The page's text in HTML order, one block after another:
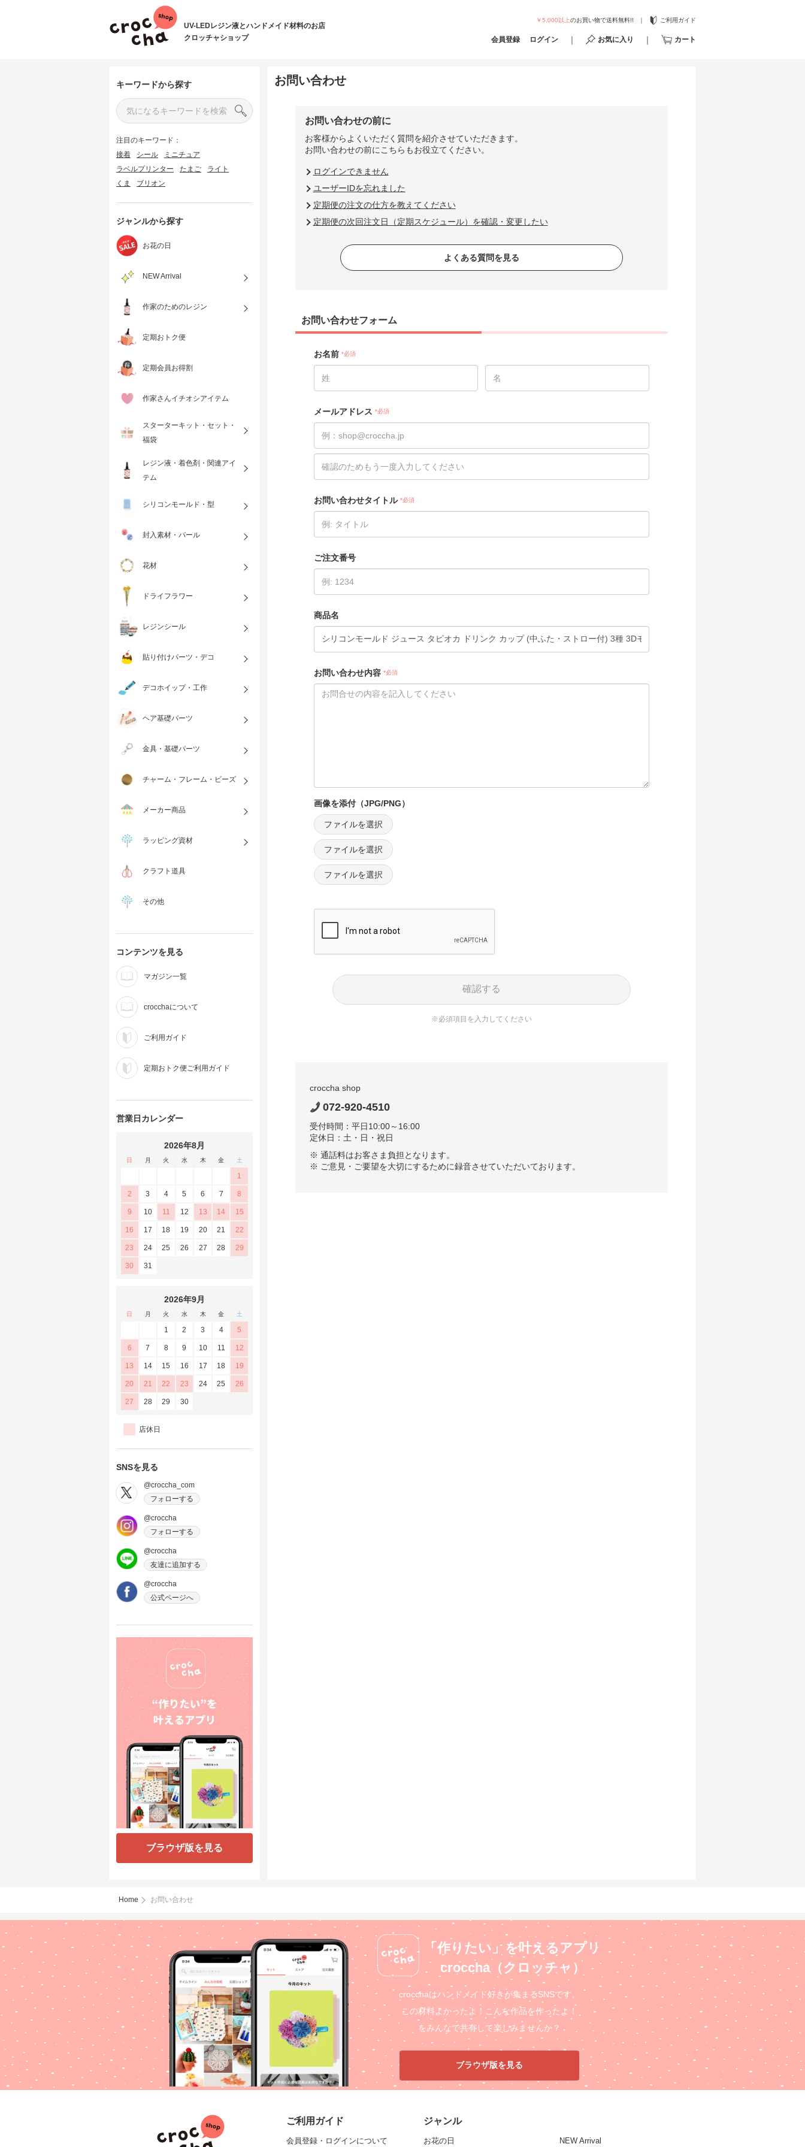
UV-LEDレジン液とハンドメイド材料のお店
クロッチャショップ
￥5,000以上のお買い物で送料無料!! ご利用ガイド
会員登録 ログイン お気に入り カート
キーワードから探す
注目のキーワード：
接着
シール
ミニチュア
ラベルプリンター
たまご
ライト
くま
ブリオン
ジャンルから探す
お花の日
NEW Arrival
作家のためのレジン
定期おトク便
定期会員お得割
作家さんイチオシアイテム
スターターキット・セット・
福袋
レジン液・着色剤・関連アイ
テム
シリコンモールド・型
封入素材・パール
花材
ドライフラワー
レジンシール
貼り付けパーツ・デコ
デコホイップ・工作
ヘア基礎パーツ
金具・基礎パーツ
チャーム・フレーム・ビーズ
メーカー商品
ラッピング資材
クラフト道具
その他
コンテンツを見る
マガジン一覧
crocchaについて
ご利用ガイド
定期おトク便ご利用ガイド
営業日カレンダー
2026年8月
日 月 火 水 木 金 土
1
2 3 4 5 6 7 8
9 10 11 12 13 14 15
16 17 18 19 20 21 22
23 24 25 26 27 28 29
30 31
2026年9月
日 月 火 水 木 金 土
1 2 3 4 5
6 7 8 9 10 11 12
13 14 15 16 17 18 19
20 21 22 23 24 25 26
27 28 29 30
店休日
SNSを見る
@croccha_com
フォローする
@croccha
フォローする
@croccha
友達に追加する
@croccha
公式ページへ
ブラウザ版を見る
お問い合わせ
お問い合わせの前に
お客様からよくいただく質問を紹介させていただきます。
お問い合わせの前にこちらもお役立てください。
ログインできません
ユーザーIDを忘れました
定期便の注文の仕方を教えてください
定期便の次回注文日（定期スケジュール）を確認・変更したい
よくある質問を見る
お問い合わせフォーム
お名前 *必須
メールアドレス *必須
お問い合わせタイトル *必須
ご注文番号
商品名
お問い合わせ内容 *必須
画像を添付（JPG/PNG）
ファイルを選択
ファイルを選択
ファイルを選択
確認する
※必須項目を入力してください
croccha shop
072-920-4510
受付時間：平日10:00～16:00
定休日：土・日・祝日
※ 通話料はお客さま負担となります。
※ ご意見・ご要望を大切にするために録音させていただいております。
Home お問い合わせ
「作りたい」を叶えるアプリ
croccha（クロッチャ）
crocchaはハンドメイド好きが集まるSNSです。
この材料よかったよ！こんな作品を作ったよ！
をみんなで共有して楽しみませんか？
ブラウザ版を見る
ご利用ガイド
会員登録・ログインについて
ジャンル
お花の日 NEW Arrival